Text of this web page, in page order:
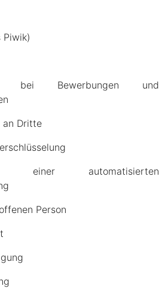
Piwik)
bei Bewerbungen und
an Dritte
einer automatisierten
Person